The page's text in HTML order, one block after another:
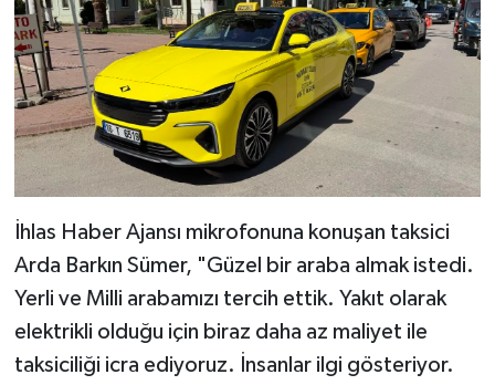
İhlas Haber Ajansı mikrofonuna konuşan taksici
Arda Barkın Sümer, "Güzel bir araba almak istedi.
Yerli ve Milli arabamızı tercih ettik. Yakıt olarak
elektrikli olduğu için biraz daha az maliyet ile
taksiciliği icra ediyoruz. İnsanlar ilgi gösteriyor.